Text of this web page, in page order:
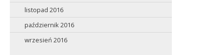
listopad 2016
październik 2016
wrzesień 2016